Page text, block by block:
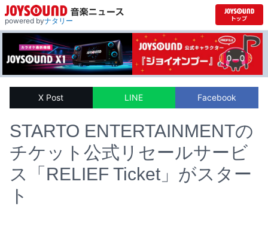
powered byナタリー
X Post LINE Facebook
STARTO ENTERTAINMENTの
チケット公式リセールサービ
ス「RELIEF Ticket」がスター
ト